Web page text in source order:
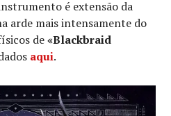
é extensão da
arde mais intensamente do
de«Blackbraid
aqui.